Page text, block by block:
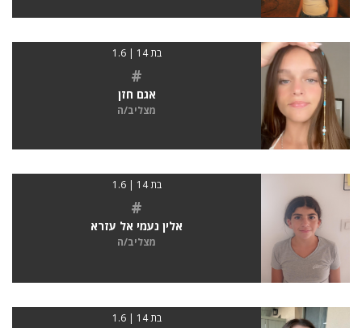
בת 14 | 1.6
#
אגם חזן
מצליב/ה
בת 14 | 1.6
#
אלין נעמי אל עזרא
מצליב/ה
בת 14 | 1.6